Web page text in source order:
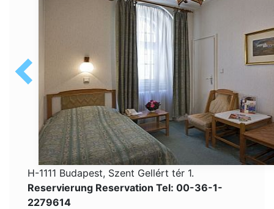
H-1111 Budapest, Szent Gellért tér 1.
Reservierung Reservation Tel: 00-36-1-
2279614